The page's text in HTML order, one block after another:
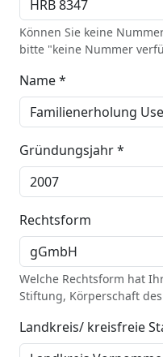
Können Sie keine
bitte "keine Nummer
Name *
Gründungsjahr *
Rechtsform
Welche Rechtsform hat
Stiftung, Körperschaft
Landkreis/ kreisfreie